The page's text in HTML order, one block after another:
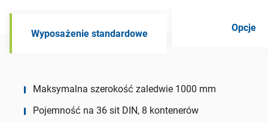
Wyposażenie standardowe
Opcje
Maksymalna szerokość zaledwie 1000 mm
Pojemność na 36 sit DIN, 8 kontenerów